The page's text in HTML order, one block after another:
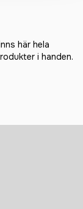
här hela
i handen.